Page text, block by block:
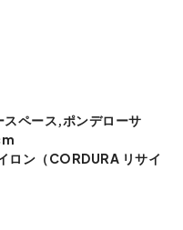
ペース,ポンデローサ
ロン（CORDURA リサイ